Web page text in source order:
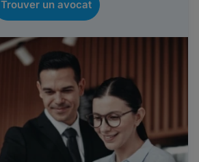
Trouver un avocat